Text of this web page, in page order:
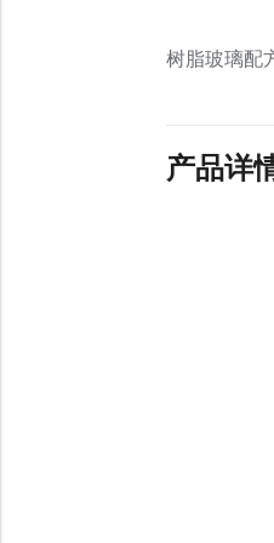
树脂玻璃配
产品详